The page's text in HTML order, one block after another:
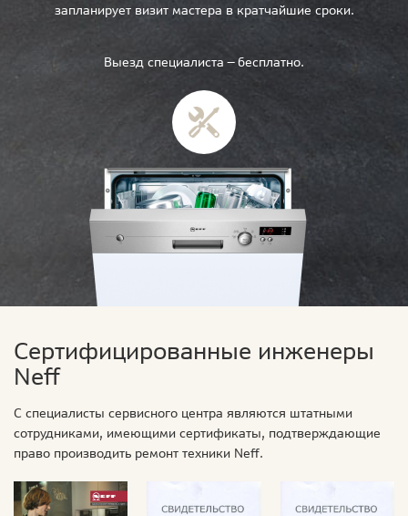
запланирует визит мастера в кратчайшие сроки.
Выезд специалиста — бесплатно.
Сертифицированные инженеры
Neff
С специалисты сервисного центра являются штатными
сотрудниками, имеющими сертификаты, подтверждающие
право производить ремонт техники Neff.